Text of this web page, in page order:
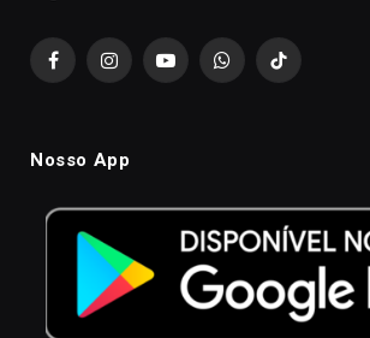
FacebookInstagramYouTubeWhatsAppTikTok
Nosso App